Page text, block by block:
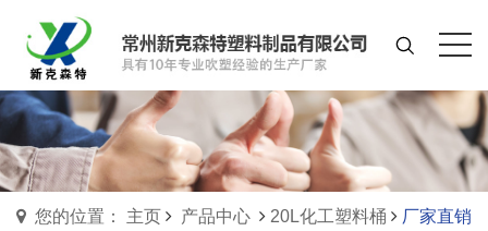
您的位置： 主页 产品中心 20L化工塑料桶
厂家直销